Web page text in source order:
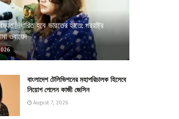
নির্ধারিত হবে ভারতের হাতে: পররাষ্ট্র
ওবায়েদ
বাংলাদেশ টেলিভিশনের মহাপরিচালক হিসেবে
নিয়োগ পেলেন কাজী জেসিন
August 7, 2026